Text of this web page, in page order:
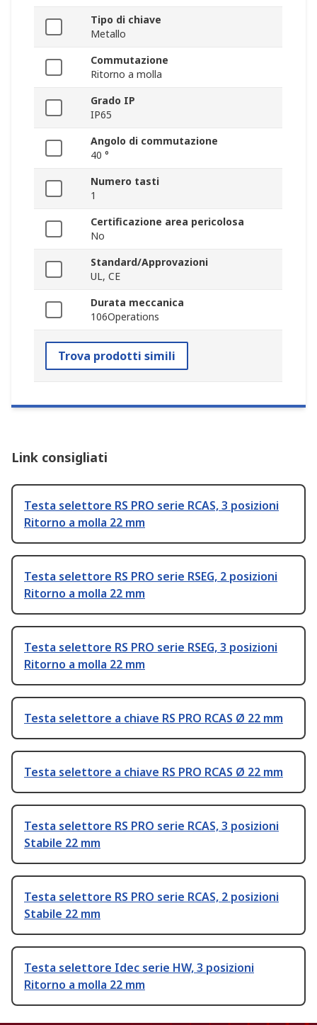
Tipo di chiave
Metallo
Commutazione
Ritorno a molla
Grado IP
IP65
Angolo di commutazione
40 °
Numero tasti
1
Certificazione area pericolosa
No
Standard/Approvazioni
UL, CE
Durata meccanica
106Operations
Trova prodotti simili
Link consigliati
Testa selettore RS PRO serie RCAS, 3 posizioni
Ritorno a molla 22 mm
Testa selettore RS PRO serie RSEG, 2 posizioni
Ritorno a molla 22 mm
Testa selettore RS PRO serie RSEG, 3 posizioni
Ritorno a molla 22 mm
Testa selettore a chiave RS PRO RCAS Ø 22 mm
Testa selettore a chiave RS PRO RCAS Ø 22 mm
Testa selettore RS PRO serie RCAS, 3 posizioni
Stabile 22 mm
Testa selettore RS PRO serie RCAS, 2 posizioni
Stabile 22 mm
Testa selettore Idec serie HW, 3 posizioni
Ritorno a molla 22 mm